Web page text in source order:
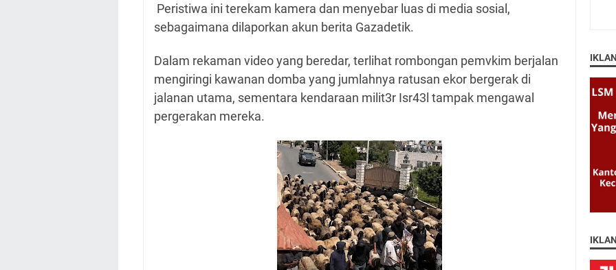
Peristiwa ini terekam kamera dan menyebar luas di media sosial,
sebagaimana dilaporkan akun berita Gazadetik.
Dalam rekaman video yang beredar, terlihat rombongan pemvkim berjalan
mengiringi kawanan domba yang jumlahnya ratusan ekor bergerak di
jalanan utama, sementara kendaraan milit3r Isr43l tampak mengawal
pergerakan mereka.